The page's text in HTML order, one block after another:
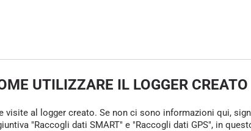
UTILIZZARE IL LOGGER CREATO
al logger creato. Se non ci sono informazioni qui,
"Raccogli dati SMART" e "Raccogli dati GPS", in